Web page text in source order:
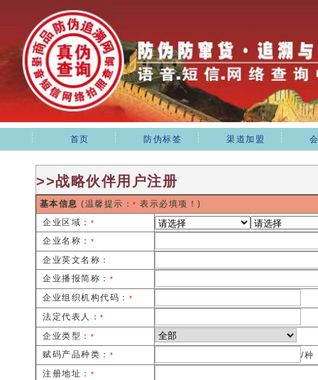
首页 防伪标签 渠道加盟
>>战略伙伴用户注册
基本信息 (温馨提示： * 表示必填项！)
企业区域：
*
企业名称： *
企业英文名称：
企业播报简称：
*
企业组织机构代码： *
法定代表人： *
企业类型： *
赋码产品种类： *
/种
注册地址：
*